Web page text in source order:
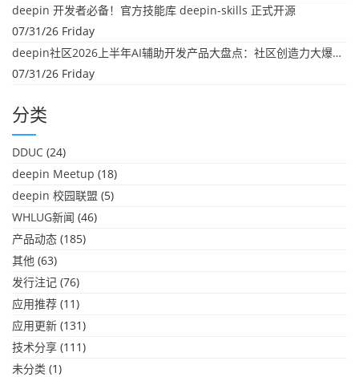
deepin 开发者必备！官方技能库 deepin-skills 正式开源
07/31/26 Friday
deepin社区2026上半年AI辅助开发产品大盘点：社区创造力大爆发！
07/31/26 Friday
分类
DDUC (24)
deepin Meetup (18)
deepin 校园联盟 (5)
WHLUG新闻 (46)
产品动态 (185)
其他 (63)
发行注记 (76)
应用推荐 (11)
应用更新 (131)
技术分享 (111)
未分类 (1)